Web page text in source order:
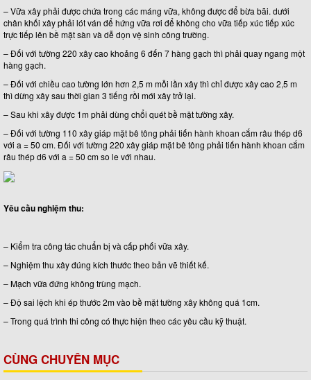
– Vữa xây phải được chứa trong các máng vữa, không được để bừa bãi. dưới
chân khối xây phải lót ván để hứng vữa rơi để không cho vữa tiếp xúc tiếp xúc
trực tiếp lên bề mặt sàn và dễ dọn vệ sinh công trường.
– Đối với tường 220 xây cao khoảng 6 đến 7 hàng gạch thì phải quay ngang một
hàng gạch.
– Đối với chiều cao tường lớn hơn 2,5 m mỗi lần xây thì chỉ được xây cao 2,5 m
thì dừng xây sau thời gian 3 tiếng rồi mới xây trở lại.
– Sau khi xây được 1m phải dùng chổi quét bề mặt tường xây.
– Đối với tường 110 xây giáp mặt bê tông phải tiến hành khoan cắm râu thép d6
với a = 50 cm. Đối với tường 220 xây giáp mặt bê tông phải tiến hành khoan cắm
râu thép d6 với a = 50 cm so le với nhau.
Yêu cầu nghiệm thu:
– Kiểm tra công tác chuẩn bị và cấp phối vữa xây.
– Nghiệm thu xây đúng kích thước theo bản vẽ thiết kế.
– Mạch vữa đứng không trùng mạch.
– Độ sai lệch khi ép thước 2m vào bề mặt tường xây không quá 1cm.
– Trong quá trình thi công có thực hiện theo các yêu cầu kỹ thuật.
CÙNG CHUYÊN MỤC